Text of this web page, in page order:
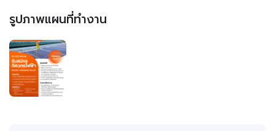
รูปภาพแผนที่ทำงาน